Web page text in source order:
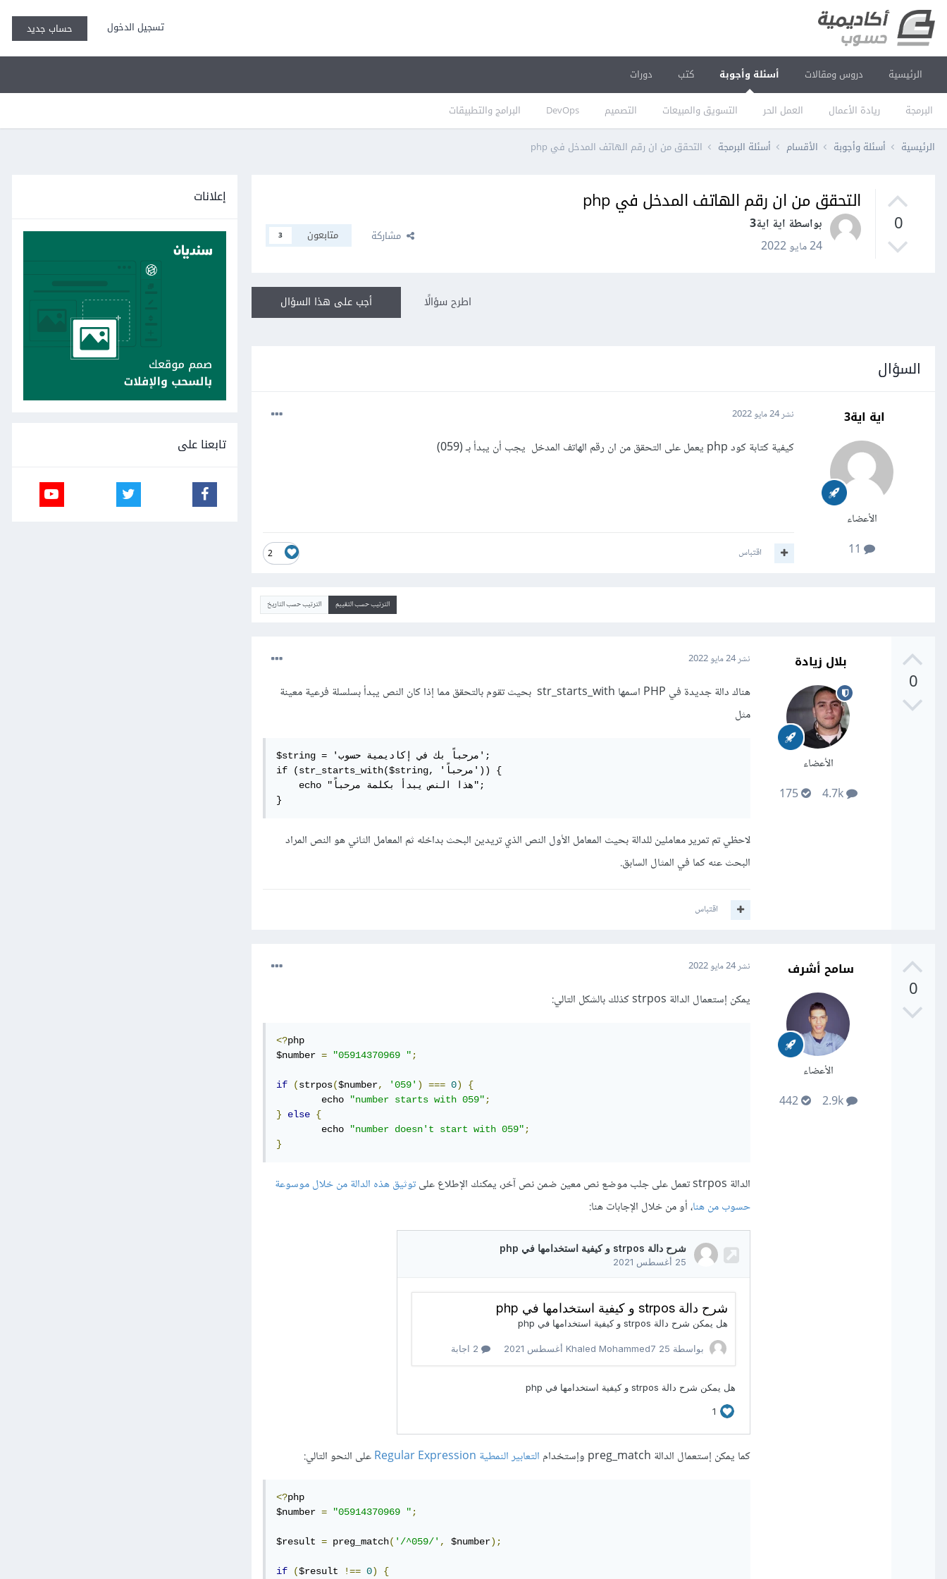
تسجيل الدخول حساب جديد
الرئيسية دروس ومقالات أسئلة وأجوبة
البرمجة ريادة الأعمال العمل الحر التسويق والمبيعات التصميم DevOps البرامج والتطبيقات
كتب دورات
الرئيسية أسئلة وأجوبة الأقسام أسئلة البرمجة التحقق من ان رقم الهاتف المدخل في php
0
التحقق من ان رقم الهاتف المدخل في php
بواسطة اية اية3
24 مايو 2022
مشاركة متابعون 3
أجب على هذا السؤال اطرح سؤالًا
السؤال
اية اية3
الأعضاء
نشر24 مايو 2022
كيفية كتابة كود php يعمل على التحقق من ان رقم الهاتف المدخل يجب أن يبدأ بـ (059)
2 اقتباس
الترتيب حسب التقييم الترتيب حسب التاريخ
0
بلال زيادة
الأعضاء
4.7k
175
نشر24 مايو 2022
هناك دالة جديدة في PHP اسمها str_starts_with بحيث تقوم بالتحقق مما إذا كان النص يبدأ بسلسلة فرعية معينة
مثل
$string = 'مرحباً بك في إكاديمية حسوب';
if (str_starts_with($string, 'مرحباً')) {
    echo "هذا النص يبدأ بكلمة مرحباً";
}
لاحظي تم تمرير معاملين للدالة بحيث المعامل الأول النص الذي تريدين البحث بداخله ثم المعامل الثاني هو النص المراد
البحث عنه كما في المثال السابق.
اقتباس
0
سامح أشرف
الأعضاء
2.9k
442
نشر24 مايو 2022
يمكن إستعمال الدالة strpos كذلك بالشكل التالي:
<?php
$number = "05914370969 ";
if (strpos($number, '059' ) === 0)
{
	echo
"number starts with 059";
}
else {
	echo
"number doesn't start with 059";
}
الدالة strpos تعمل على جلب موضع نص معين ضمن نص آخر، يمكنك الإطلاع على
توثيق هذه الدالة من خلال موسوعة
حسوب من هنا، أو من خلال الإجابات هنا:
كما يمكن إستعمال الدالة preg_match وإستخدام التعابير النمطية Regular Expression على النحو التالي:
<?php
$number = "05914370969 ";
$result = preg_match( '/^059/' , $number);
if ($result !== 0)
{
إعلانات
تابعنا على